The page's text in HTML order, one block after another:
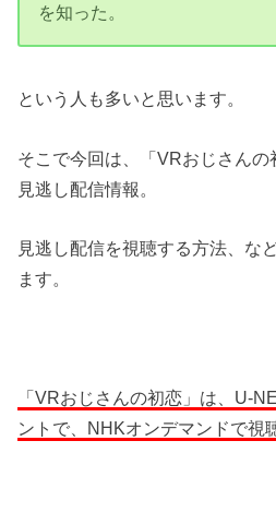
を知った。
という人も多いと思います。
そこで今回は、「VRおじさんの
見逃し配信情報。
見逃し配信を視聴する方法、な
ます。
「VRおじさんの初恋」は、U-
ントで、NHKオンデマンドで視